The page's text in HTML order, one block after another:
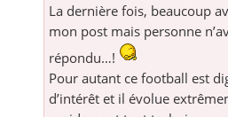
La dernière fois, beaucoup
mon post mais personne
répondu…!
Pour autant ce football est
d’intérêt et il évolue